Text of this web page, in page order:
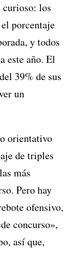
curioso: los
porcentaje
y todos
este año. El
39% de sus
un
orientativo
de triples
más
Pero hay
ofensivo,
concurso»,
así que,